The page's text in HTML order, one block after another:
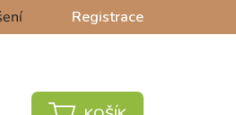
Registrace